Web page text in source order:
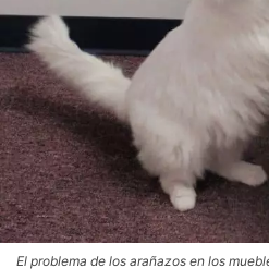
El problema de los arañazos en los